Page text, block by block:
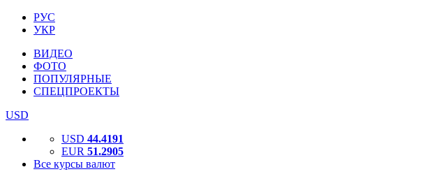
РУС
УКР
ВИДЕО
ФОТО
ПОПУЛЯРНЫЕ
СПЕЦПРОЕКТЫ
USD
USD 44.4191
EUR 51.2905
Все курсы валют